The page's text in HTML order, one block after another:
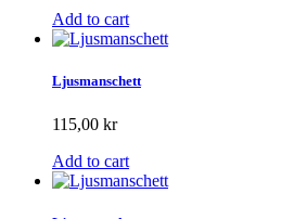
Add to cart
Ljusmanschett
115,00 kr
Add to cart